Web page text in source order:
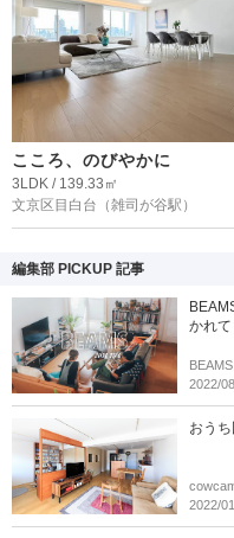
こころ、のびやかに
3LDK / 139.33㎡
文京区目白台 （雑司が谷駅）
編集部 PICKUP 記事
かれて
2022/
おう
2022/